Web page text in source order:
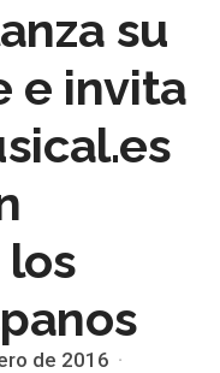
su
e invita
de 2016